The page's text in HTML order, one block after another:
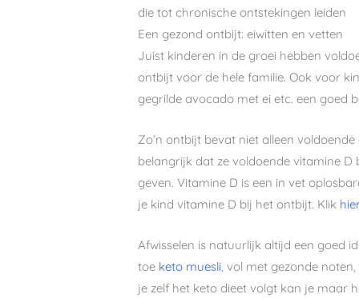
die tot chronische ontstekingen leiden
Een gezond ontbijt: eiwitten en vetten
Juist kinderen in de groei hebben
ontbijt voor de hele familie. Ook voor
gegrilde avocado met ei etc. een goed
Zo’n ontbijt bevat niet alleen
belangrijk dat ze voldoende vitamine
geven. Vitamine D is een in vet
je kind vitamine D bij het ontbijt. Klik
Afwisselen is natuurlijk altijd een goed
toe keto muesli , vol met gezonde
je zelf het keto dieet volgt kan je maar